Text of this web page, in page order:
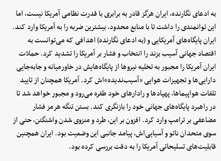
به ادعای نگارنده، ایران هرگز قادر به برابری با قدرت نظامی آمریکا نیست، اما
این توانمندی را داشت تا با منابع محدود، بیشترین ضربه را به آمریکا وارد کند.
ایران پایگاه‌های آمریکایی و (به ادعای نگارنده) اهدافی که می‌توانست به
اقتصاد جهانی آسیب بزند را انتخاب و فشار بر آمریکا را تشدید کرد. حملات
ایران آمریکا را مجبور به تخلیه نیروها از پایگاه‌هایش در خاورمیانه و جابه‌جایی
دارایی‌ها و تجهیزات هوایی «آسیب‌ندیده‌»اش کرد. آمریکا همچنان از تایید
تلفات هواپیماها، پهپادها و رادارهای خود طفره می‌رود و مجبور خواهد شد تا
در راهبرد پایگاه‌های جهانی خود را بازنگری کند. بستن تنگه هرمز فشار
مضاعفی بر ترامپ وارد کرد. افزون بر این، طرد و منزوی شدن واشنگتن، حتی از
سوی متحدان ناتو و آسیایی‌اش، پیامد جانبی این وضعیت بود. ایران همچنین
قابلیت‌های تسلیحاتی آمریکا را به دقت بررسی کرده بود.